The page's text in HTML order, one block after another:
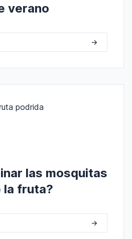
verano
->
las mosquitas
la fruta?
->